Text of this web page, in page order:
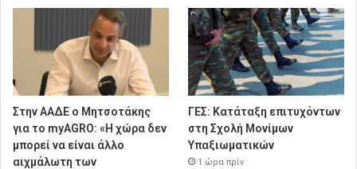
Στην ΑΑΔΕ ο Μητσοτάκης
για το myAGRO: «Η χώρα δεν
μπορεί να είναι άλλο
αιχμάλωτη των
ΓΕΣ: Κατάταξη επιτυχόντων
στη Σχολή Μονίμων
Υπαξιωματικών
1 ώρα πρίν